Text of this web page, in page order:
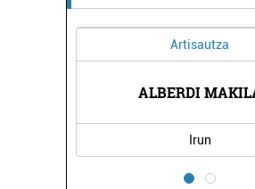
Artisautza
ALBERDI MAKILA